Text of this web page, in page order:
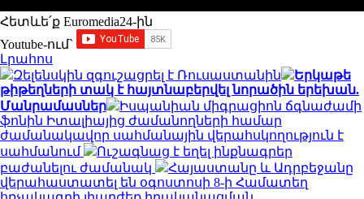
Հետևե՛ք Euromedia24-ին
Youtube-ում`
Լրահոս
Զելենսկին զգուշացրել է Ռուսաստանին
Երկաթե
թիթեղների տակ է հայտնաբերվել նորածին երեխան.
Մանրամասներ
Իսպանիան միգրացիոն ճգնաժամի
ֆոնին Իտալիայից ժամանողների համար
ժամանակավոր սահմանային վերահսկողություն է
սահմանում
Ուշագնաց է եղել ինքնագրեր
բաժանելու ժամանակ
Հայաստանը և Ադրբեջանը
վերահաստատել են օգոստոսի 8-ի Համատեղ